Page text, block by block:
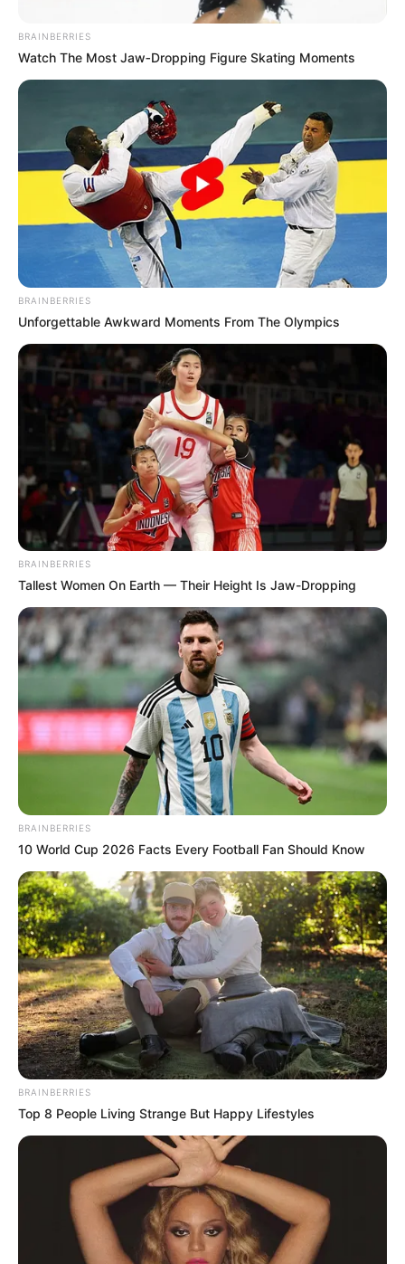
BRAINBERRIES
Watch The Most Jaw‑Dropping Figure Skating Moments
BRAINBERRIES
Unforgettable Awkward Moments From The Olympics
BRAINBERRIES
Tallest Women On Earth — Their Height Is Jaw-Dropping
BRAINBERRIES
10 World Cup 2026 Facts Every Football Fan Should Know
BRAINBERRIES
Top 8 People Living Strange But Happy Lifestyles